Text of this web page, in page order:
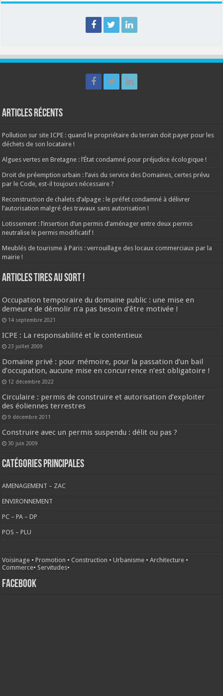
Articles récents
Pollution sur site ICPE : quand le propriétaire du terrain doit payer pour les
déchets de son locataire !
Algues vertes en Bretagne : l’État condamné pour préjudice écologique !
Droit de préemption urbain : l’avis du service des Domaines, certes prévu
par le Code, est-il toujours nécessaire ?
Reconstruction de chalets d’alpage : le préfet condamné à délivrer
l’autorisation malgré des travaux sans autorisation !
Lotissement : l’insertion d’un permis d’aménager entre deux permis
neutralise le permis modificatif !
Meublés de tourisme à Paris : verrouillage des locaux commerciaux par la
mairie !
ARTICLES TIRES AU SORT !
Occupation temporaire du domaine public : une mise en
demeure de démolir n’a pas besoin d’être motivée !
14 septembre 2021
ICPE : La responsabilité et le contentieux
23 juillet 2009
Domaine privé : pour mémoire, pour la passation d’un bail
d’occupation, aucune mise en concurrence n’est obligatoire !
12 décembre 2022
Circulaire : permis de construire et autorisation d’exploiter
des éoliennes terrestres
9 décembre 2011
Construire avec un permis suspendu : délit ou pas ?
30 juin 2009
CATÉGORIES PRINCIPALES
AMENAGEMENT – ZAC
ENVIRONNEMENT
PC – PA – DP
POS – PLU
Voisinage •Promotion •Construction •Urbanisme •Architecture •
Commerce• Servitudes•
FACEBOOK